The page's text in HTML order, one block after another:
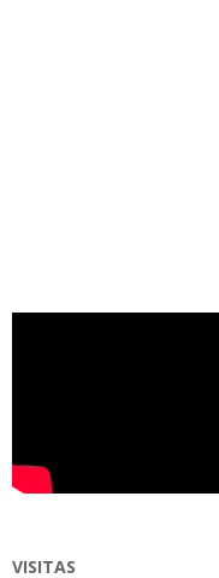
VISITAS